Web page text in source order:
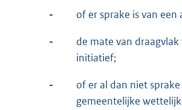
- of er sprake is van een
-
de mate van
initiatief;
-
of er al dan niet sprake
gemeentelijke